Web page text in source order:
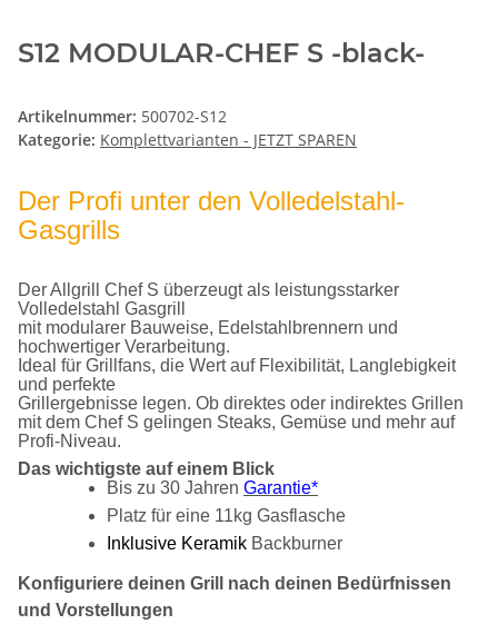
S12 MODULAR-CHEF S -black-
Artikelnummer: 500702-S12
Kategorie: Komplettvarianten - JETZT SPAREN
Der Profi unter den Volledelstahl-
Gasgrills
Der Allgrill Chef S überzeugt als leistungsstarker
Volledelstahl Gasgrill
mit modularer Bauweise, Edelstahlbrennern und
hochwertiger Verarbeitung.
Ideal für Grillfans, die Wert auf Flexibilität, Langlebigkeit
und perfekte
Grillergebnisse legen. Ob direktes oder indirektes Grillen
mit dem Chef S gelingen Steaks, Gemüse und mehr auf
Profi-Niveau.
Das wichtigste auf einem Blick
Bis zu 30 Jahren Garantie*
Platz für eine 11kg Gasflasche
Inklusive Keramik Backburner
Konfiguriere deinen Grill nach deinen Bedürfnissen
und Vorstellungen